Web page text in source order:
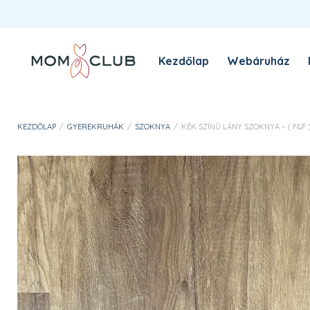
Kezdőlap Webáruház
KEZDŐLAP / GYEREKRUHÁK / SZOKNYA / KÉK SZÍNŰ LÁNY SZOKNYA – ( F&F